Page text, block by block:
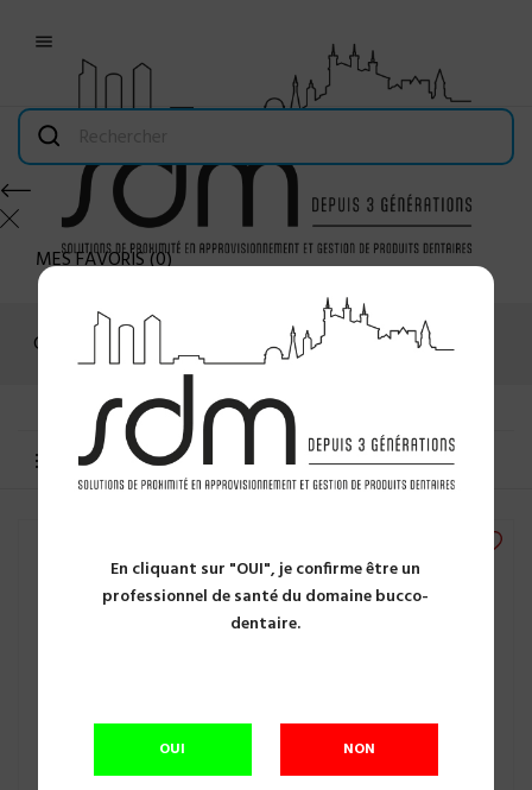
En cliquant sur "OUI", je confirme être un
professionnel de santé du domaine bucco-
dentaire.
OUI NON

MES FAVORIS(0)
Connexion
MENU